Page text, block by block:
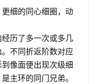
细的同心细圈，动
历了多一次或多几
不同折返阶数对应
像面便出现次级细
主环的同门兄弟。